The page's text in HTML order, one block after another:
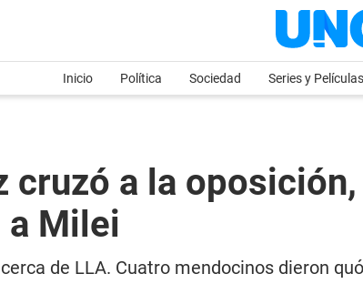
Inicio Política Sociedad Series y Películas
cruzó a la
a Milei
de LLA. Cuatro mendocinos dieron